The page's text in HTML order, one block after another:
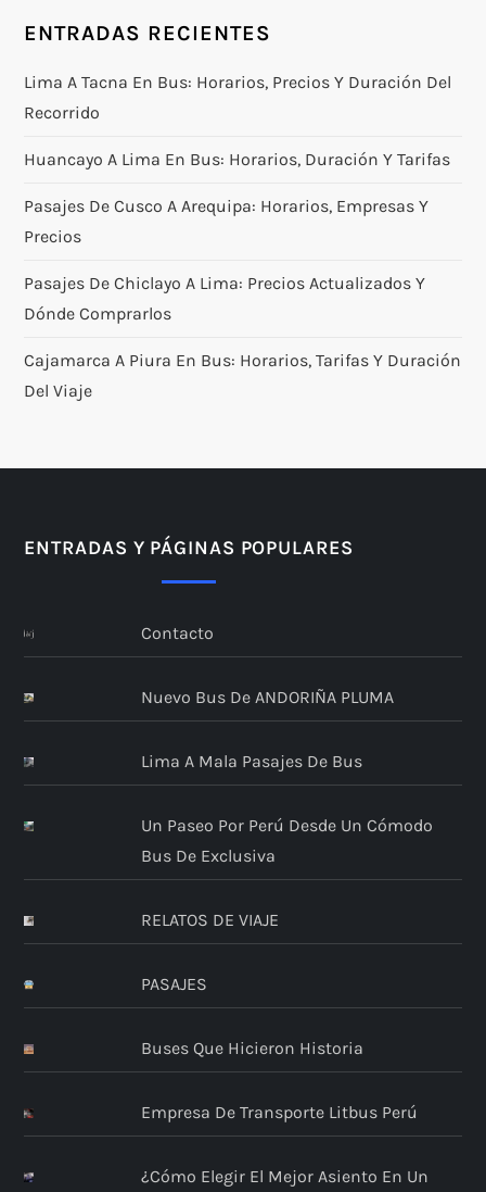
ENTRADAS RECIENTES
Lima A Tacna En Bus: Horarios, Precios Y Duración Del
Recorrido
Huancayo A Lima En Bus: Horarios, Duración Y Tarifas
Pasajes De Cusco A Arequipa: Horarios, Empresas Y
Precios
Pasajes De Chiclayo A Lima: Precios Actualizados Y
Dónde Comprarlos
Cajamarca A Piura En Bus: Horarios, Tarifas Y Duración
Del Viaje
ENTRADAS Y PÁGINAS POPULARES
Contacto
Nuevo Bus De ANDORIÑA PLUMA
Lima A Mala Pasajes De Bus
Un Paseo Por Perú Desde Un Cómodo
Bus De Exclusiva
RELATOS DE VIAJE
PASAJES
Buses Que Hicieron Historia
Empresa De Transporte Litbus Perú
¿Cómo Elegir El Mejor Asiento En Un